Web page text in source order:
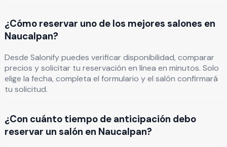
¿Cómo reservar uno de los mejores salones en
Naucalpan?
Desde Salonify puedes verificar disponibilidad, comparar
precios y solicitar tu reservación en línea en minutos. Solo
elige la fecha, completa el formulario y el salón confirmará
tu solicitud.
¿Con cuánto tiempo de anticipación debo
reservar un salón en Naucalpan?